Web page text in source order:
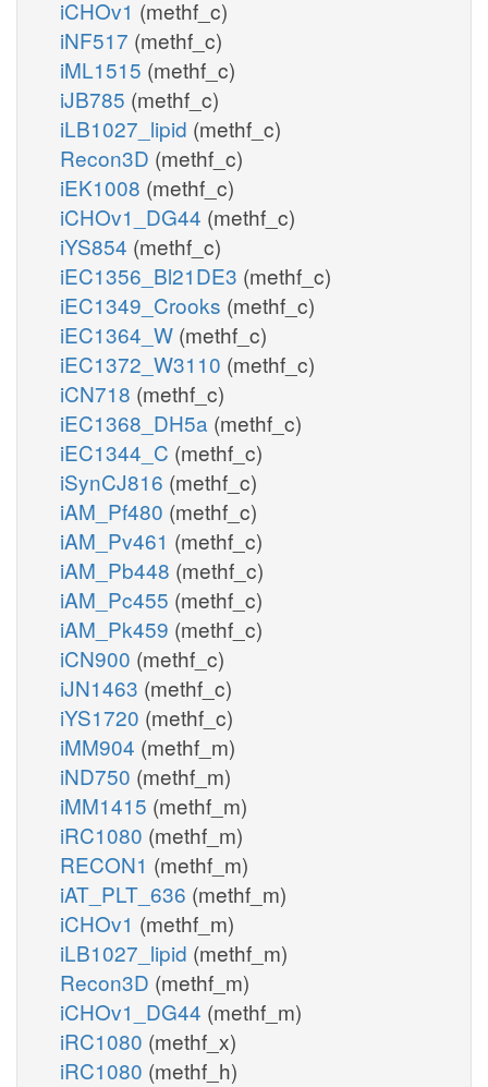
iCHOv1 (methf_c)
iNF517 (methf_c)
iML1515 (methf_c)
iJB785 (methf_c)
iLB1027_lipid (methf_c)
Recon3D (methf_c)
iEK1008 (methf_c)
iCHOv1_DG44 (methf_c)
iYS854 (methf_c)
iEC1356_Bl21DE3 (methf_c)
iEC1349_Crooks (methf_c)
iEC1364_W (methf_c)
iEC1372_W3110 (methf_c)
iCN718 (methf_c)
iEC1368_DH5a (methf_c)
iEC1344_C (methf_c)
iSynCJ816 (methf_c)
iAM_Pf480 (methf_c)
iAM_Pv461 (methf_c)
iAM_Pb448 (methf_c)
iAM_Pc455 (methf_c)
iAM_Pk459 (methf_c)
iCN900 (methf_c)
iJN1463 (methf_c)
iYS1720 (methf_c)
iMM904 (methf_m)
iND750 (methf_m)
iMM1415 (methf_m)
iRC1080 (methf_m)
RECON1 (methf_m)
iAT_PLT_636 (methf_m)
iCHOv1 (methf_m)
iLB1027_lipid (methf_m)
Recon3D (methf_m)
iCHOv1_DG44 (methf_m)
iRC1080 (methf_x)
iRC1080 (methf_h)